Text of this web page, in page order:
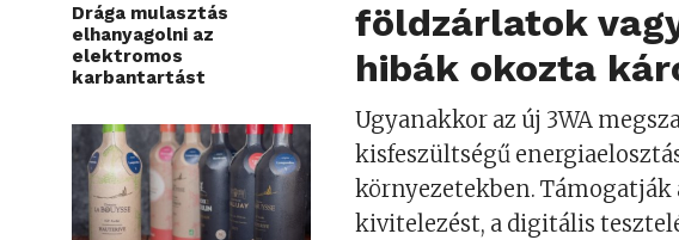
Drága mulasztás
elhanyagolni az
elektromos
karbantartást
földzárlatok
hibák okozta
Ugyanakkor az új 3WA
kisfeszültségű
környezetekben. Támogatják
kivitelezést, a digitális